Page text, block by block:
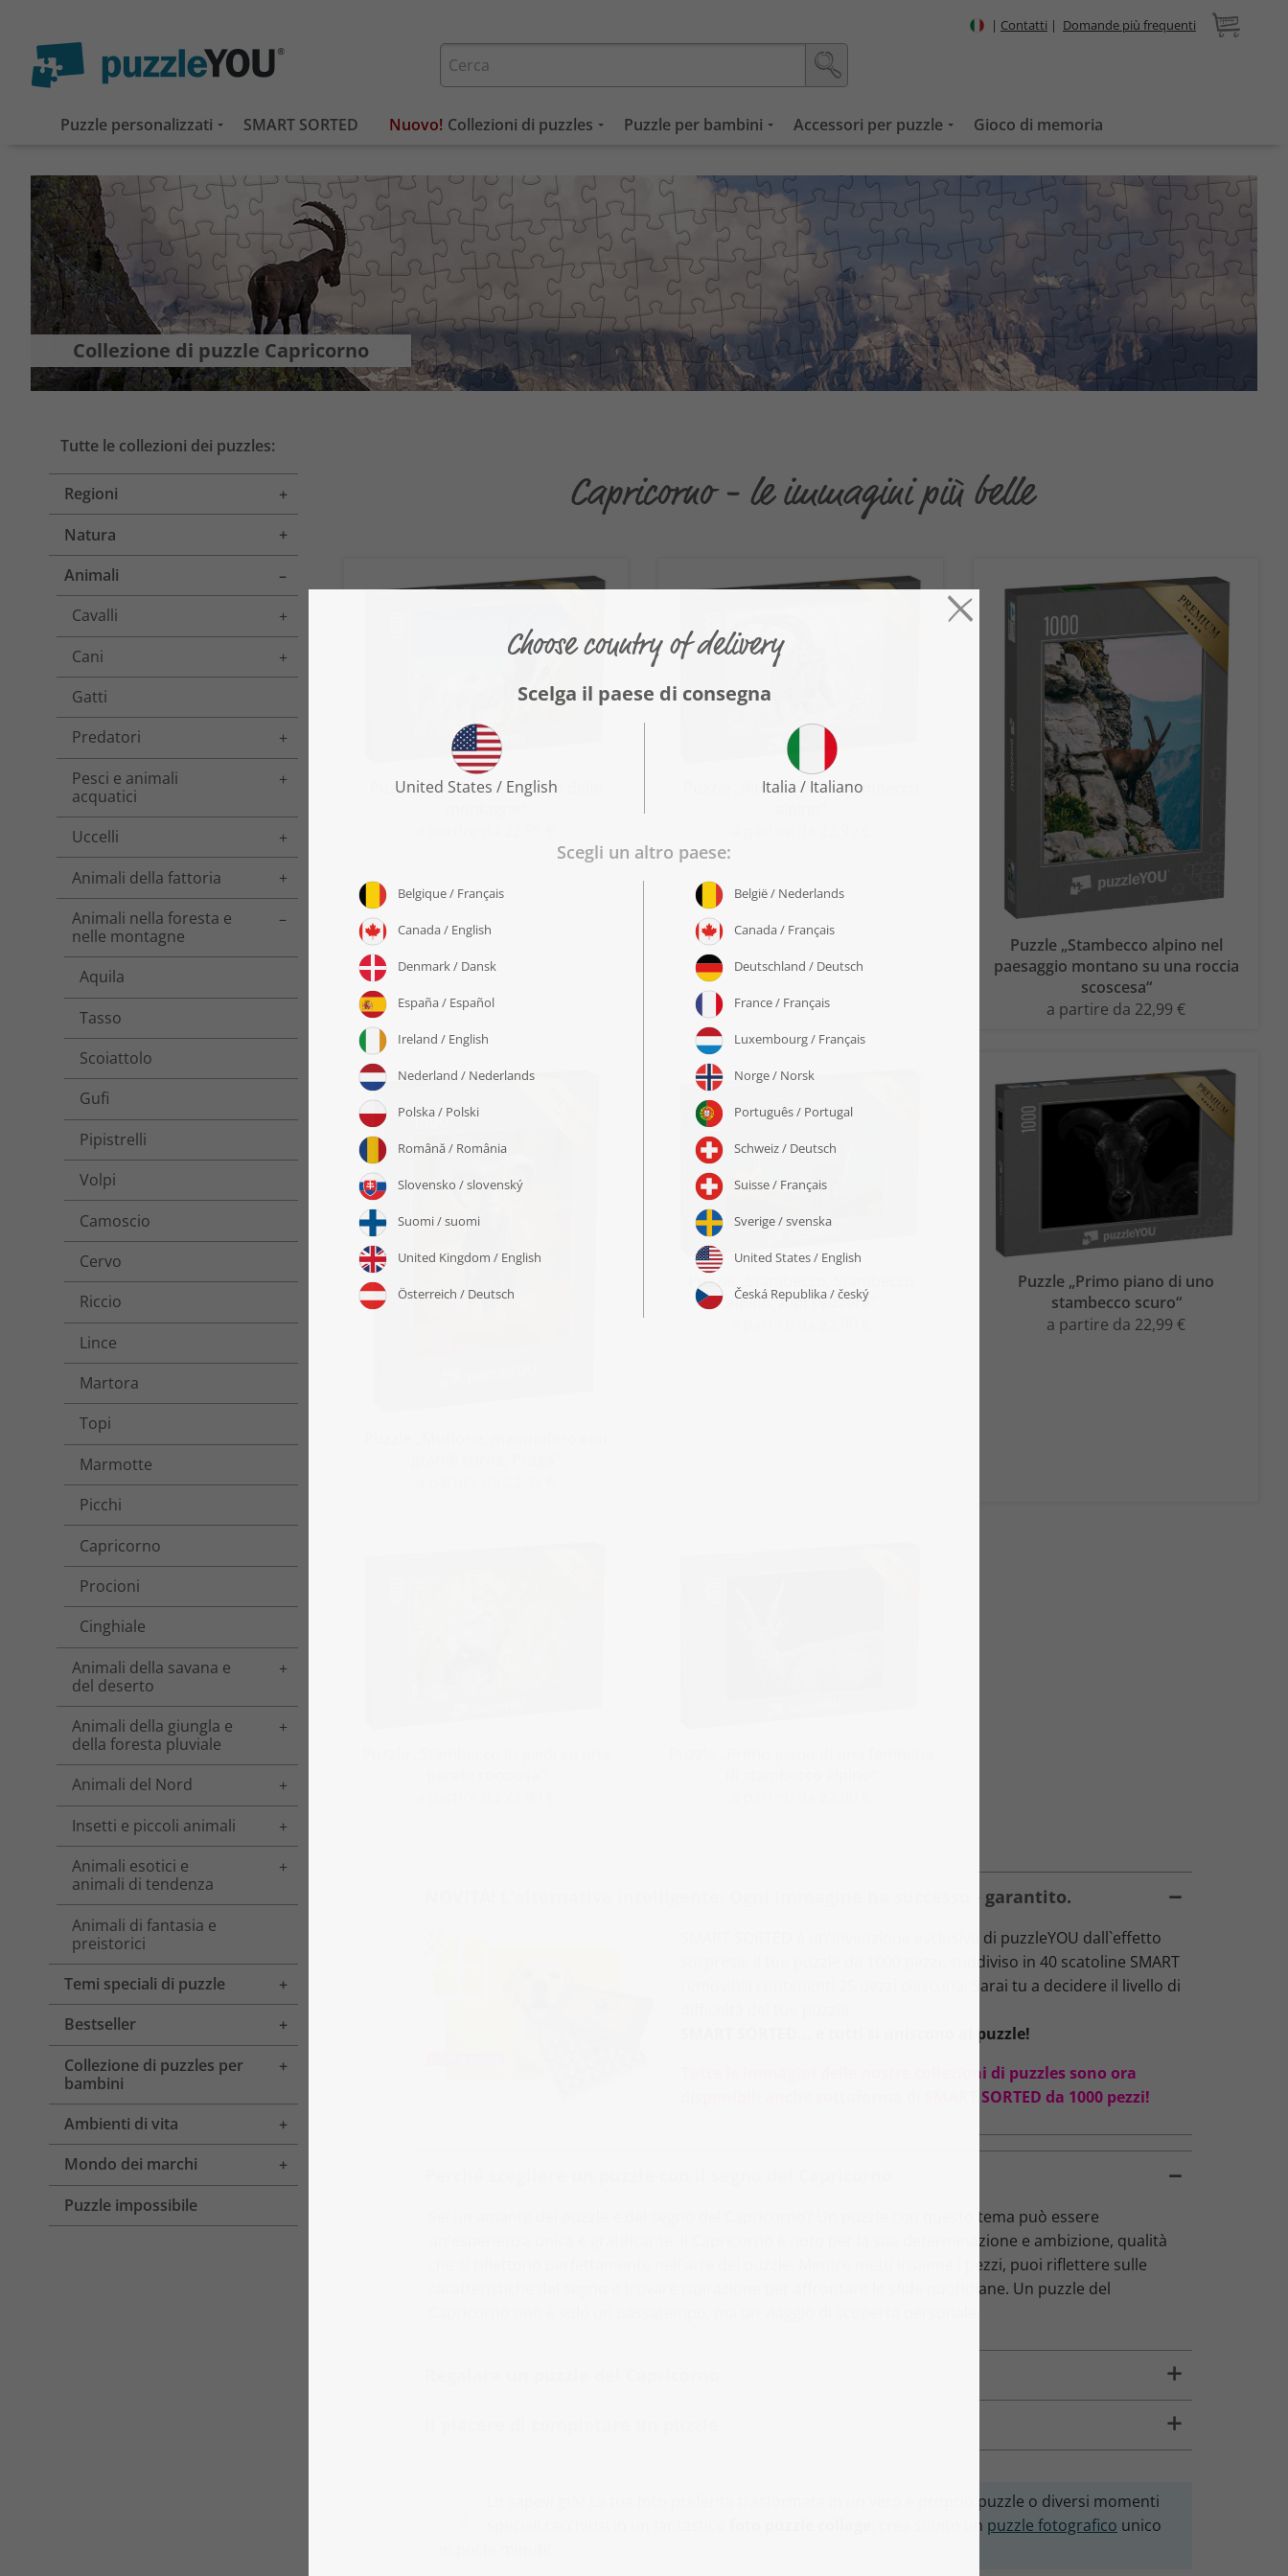
| Contatti | Domande più frequenti
Puzzle personalizzati SMART SORTED Collezioni di puzzles Puzzle per bambini Accessori per puzzle Gioco di memoria
Collezione di puzzle Capricorno
Tutte le collezioni dei puzzles:
Regioni
Toggle menu
Natura
Toggle menu
Animali
Toggle menu
Cavalli
Toggle menu
Cani
Toggle menu
Gatti
Predatori
Toggle menu
Pesci e animali
acquatici
Toggle menu
Uccelli
Toggle menu
Animali della fattoria
Toggle menu
Animali nella foresta e
nelle montagne
Toggle menu
Aquila
Tasso
Scoiattolo
Gufi
Pipistrelli
Volpi
Camoscio
Cervo
Riccio
Lince
Martora
Topi
Marmotte
Picchi
Capricorno
Procioni
Cinghiale
Animali della savana e
del deserto
Toggle menu
Animali della giungla e
della foresta pluviale
Toggle menu
Animali del Nord
Toggle menu
Insetti e piccoli animali
Toggle menu
Animali esotici e
animali di tendenza
Toggle menu
Animali di fantasia e
preistorici
Temi speciali di puzzle
Toggle menu
Bestseller
Toggle menu
Collezione di puzzles per
bambini
Toggle menu
Ambienti di vita
Toggle menu
Mondo dei marchi
Toggle menu
Puzzle impossibile
Capricorno - le immagini più belle
Puzzle „Lo stambecco, il re delle
Puzzle „Ritratto dello stambecco
Puzzle „Stambecco alpino nel
paesaggio montano su una roccia
scoscesa“
a partire da 22,99 €
Puzzle „Stambecco, Stambecco
alpino, Alpi svizzere“
Puzzle „Primo piano di uno
stambecco scuro“
a partire da 22,99 €
NOVITÀ! L'alternativa intelligente. Ogni immagine ha successo - garantito.
SMART SORTED è un'invenzione esclusiva di puzzleYOU dall`effetto
sorpresa: il tuo puzzle da 1000 pezzi, suddiviso in 40 scatoline SMART
removibili contenenti 25 pezzi ciascuna. Sarai tu a decidere il livello di
SMART SORTED... e tutti si uniscono al puzzle!
Tutte le immagini delle nostre collezioni di puzzles sono ora
disponibili anche sottoforma di SMART SORTED da 1000 pezzi!
Sei un amante dei puzzle e del segno del Capricorno? Un puzzle con questo tema può essere
un'esperienza unica e gratificante. Il Capricorno è noto per la sua determinazione e ambizione, qualità
che si riflettono perfettamente nell'arte del puzzle. Mentre metti insieme i pezzi, puoi riflettere sulle
caratteristiche del segno e trovare ispirazione per affrontare le sfide quotidiane. Un puzzle del
Lo sapevi già? La tua foto preferita trasformata in un vero e proprio puzzle o diversi momenti
: crea subito un puzzle fotografico unico